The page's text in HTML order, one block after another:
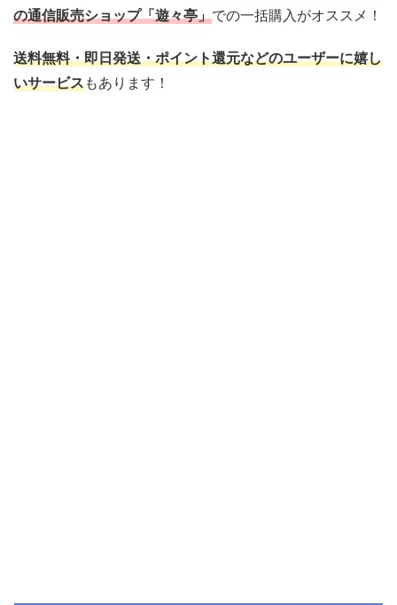
の通信販売ショップ「遊々亭」での一括購入がオススメ！
送料無料・即日発送・ポイント還元などのユーザーに嬉し
いサービスもあります！